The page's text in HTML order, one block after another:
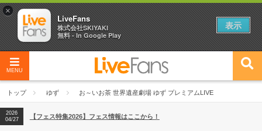
MENU
トップ ゆず お～いお茶 世界遺産劇場 ゆず プレミアムLIVE
2026
04/27
2026
【ライブ動員ランキング】2026年上半期編発表！
2026
04/27
【フェス特集2026】フェス情報はここから！
×
LiveFans
株式会社SKIYAKI
無料 - In Google Play
表示